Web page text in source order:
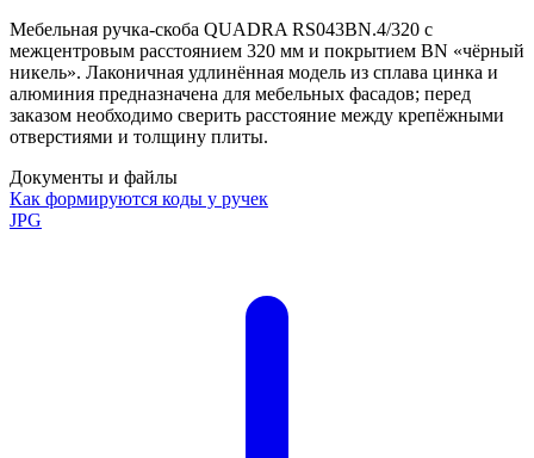
Мебельная ручка-скоба QUADRA RS043BN.4/320 с
межцентровым расстоянием 320 мм и покрытием BN «чёрный
никель». Лаконичная удлинённая модель из сплава цинка и
алюминия предназначена для мебельных фасадов; перед
заказом необходимо сверить расстояние между крепёжными
отверстиями и толщину плиты.
Документы и файлы
Как формируются коды у ручек
JPG